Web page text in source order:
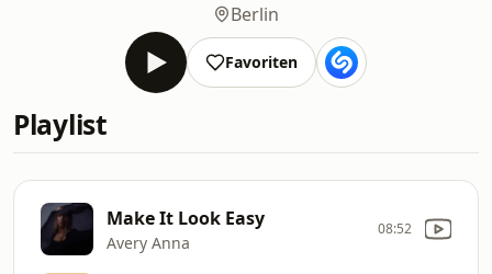
Berlin
Favoriten
Playlist
Make It Look Easy
Avery Anna
08:52